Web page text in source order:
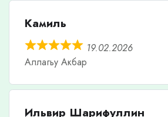
Камиль
19.02.2026
Аллагьу Акбар
Ильвир Шарифуллин